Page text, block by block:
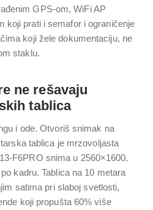
GPS-om, WiFi AP
koji prati i semafor i ograničenje
koji žele dokumentaciju, ne
staklu.
ne rešavaju
tablica
i ode. Otvoriš snimak na
tablica je mrzovoljasta
F6PRO snima u 2560×1600,
kadru. Tablica na 10 metara
satima pri slaboj svetlosti,
koji propušta 60% više